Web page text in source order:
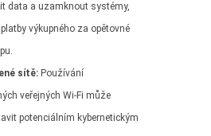
data a uzamknout systémy,
výkupného za opětovné
sítě: Používání
veřejných Wi-Fi může
potenciálním kybernetickým